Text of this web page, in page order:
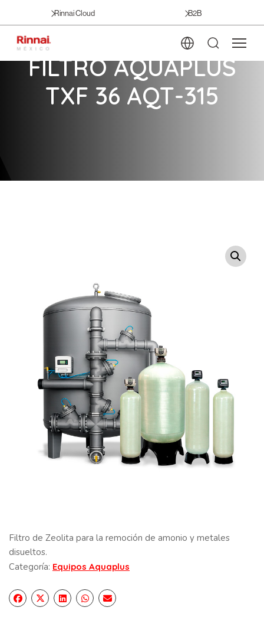
Rinnai Cloud B2B
FILTRO AQUAPLUS
TXF 36 AQT-315
Filtro de Zeolita para la remoción de amonio y metales
disueltos.
Categoría: Equipos Aquaplus